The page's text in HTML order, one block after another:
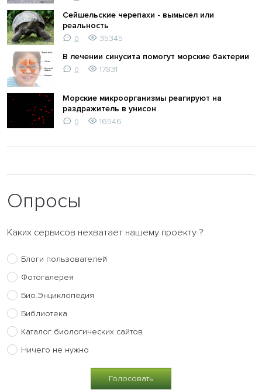
Сейшельские черепахи - вымысел или
реальность
0
35345
В лечении синусита помогут морские бактерии
0 17831
Морские микроорганизмы реагируют на
раздражитель в унисон
0 16546
Опросы
Каких сервисов нехватает нашему проекту ?
Блоги пользователей
Фотогалерея
Био.Энциклопедия
Библиотека
Каталог биологических сайтов
Ничего не нужно